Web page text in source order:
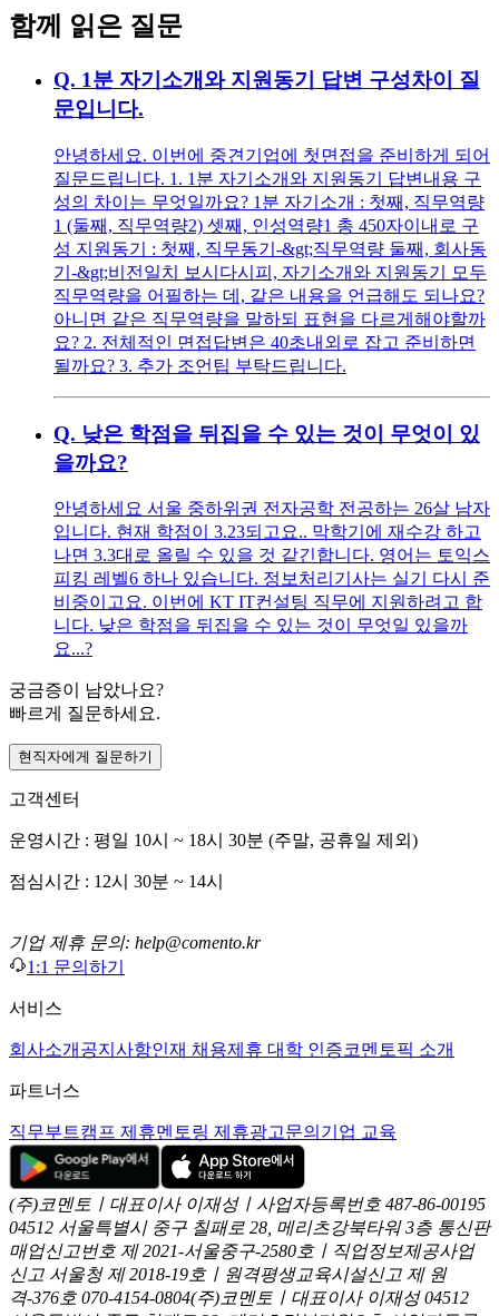
함께 읽은 질문
Q. 1분 자기소개와 지원동기 답변 구성차이 질
문입니다.
안녕하세요. 이번에 중견기업에 첫면접을 준비하게 되어
질문드립니다. 1. 1분 자기소개와 지원동기 답변내용 구
성의 차이는 무엇일까요? 1분 자기소개 : 첫째, 직무역량
1 (둘째, 직무역량2) 셋째, 인성역량1 총 450자이내로 구
성 지원동기 : 첫째, 직무동기-&gt;직무역량 둘째, 회사동
기-&gt;비전일치 보시다시피, 자기소개와 지원동기 모두
직무역량을 어필하는 데, 같은 내용을 언급해도 되나요?
아니면 같은 직무역량을 말하되 표현을 다르게해야할까
요? 2. 전체적인 면접답변은 40초내외로 잡고 준비하면
될까요? 3. 추가 조언팁 부탁드립니다.
Q. 낮은 학점을 뒤집을 수 있는 것이 무엇이 있
을까요?
안녕하세요 서울 중하위권 전자공학 전공하는 26살 남자
입니다. 현재 학점이 3.23되고요.. 막학기에 재수강 하고
나면 3.3대로 올릴 수 있을 것 같긴합니다. 영어는 토익스
피킹 레벨6 하나 있습니다. 정보처리기사는 실기 다시 준
비중이고요. 이번에 KT IT컨설팅 직무에 지원하려고 합
니다. 낮은 학점을 뒤집을 수 있는 것이 무엇일 있을까
요...?
궁금증이 남았나요?
빠르게 질문하세요.
현직자에게 질문하기
고객센터
운영시간 : 평일 10시 ~ 18시 30분 (주말, 공휴일 제외)
점심시간 : 12시 30분 ~ 14시
기업 제휴 문의: help@comento.kr
1:1 문의하기
서비스
회사소개 공지사항인재 채용제휴 대학 인증코멘토픽 소개
파트너스
직무부트캠프 제휴멘토링 제휴광고문의 기업 교육
(주)코멘토ㅣ대표이사 이재성ㅣ사업자등록번호 487-86-00195
04512 서울특별시 중구 칠패로 28, 메리츠강북타워 3층 통신판
매업신고번호 제 2021-서울중구-2580호ㅣ직업정보제공사업
신고 서울청 제 2018-19호ㅣ원격평생교육시설신고 제 원
격-376호 070-4154-0804(주)코멘토ㅣ대표이사 이재성 04512